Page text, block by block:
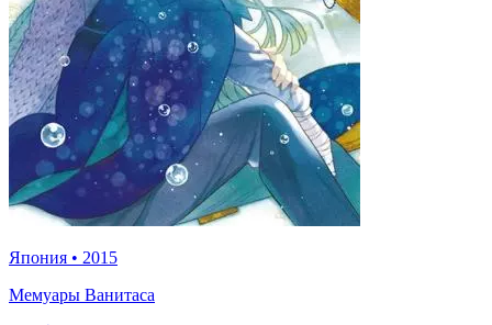
Япония • 2015
Мемуары Ванитаса